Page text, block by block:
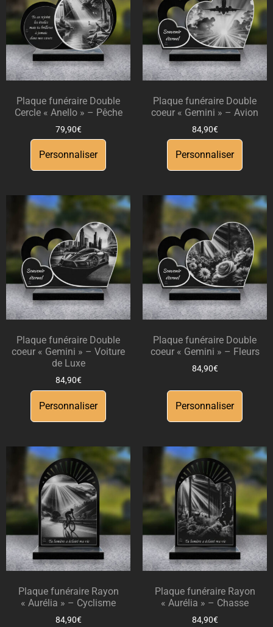
Plaque funéraire Double
Cercle « Anello » – Pêche
79,90€
Personnaliser
Plaque funéraire Double
coeur « Gemini » – Avion
84,90€
Personnaliser
Plaque funéraire Double
coeur « Gemini » – Voiture
de Luxe
84,90€
Personnaliser
Plaque funéraire Double
coeur « Gemini » – Fleurs
84,90€
Personnaliser
Plaque funéraire Rayon
« Aurélia » – Cyclisme
84,90€
Plaque funéraire Rayon
« Aurélia » – Chasse
84,90€